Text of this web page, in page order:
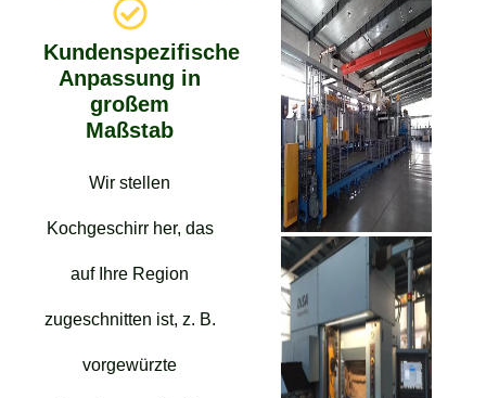
Kundenspezifische
Anpassung in
großem
Maßstab
Wir stellen
Kochgeschirr her, das
auf Ihre Region
zugeschnitten ist, z. B.
vorgewürzte